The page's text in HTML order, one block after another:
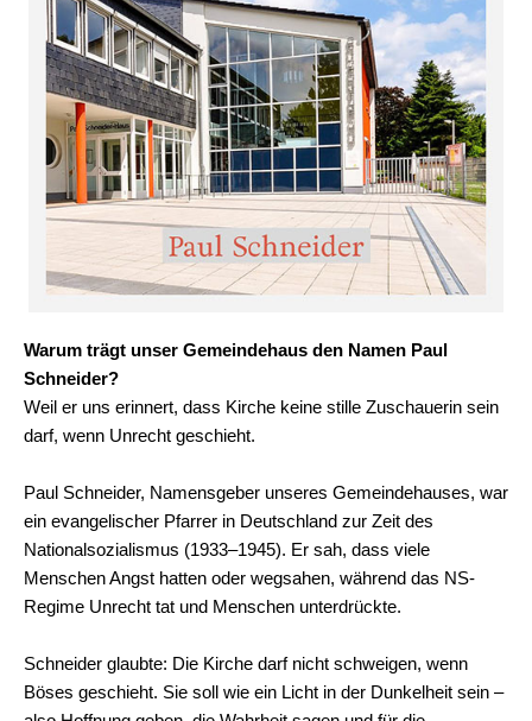
Warum trägt unser Gemeindehaus den Namen Paul
Schneider?
Weil er uns erinnert, dass Kirche keine stille Zuschauerin sein
darf, wenn Unrecht geschieht.
Paul Schneider, Namensgeber unseres Gemeindehauses, war
ein evangelischer Pfarrer in Deutschland zur Zeit des
Nationalsozialismus (1933–1945). Er sah, dass viele
Menschen Angst hatten oder wegsahen, während das NS-
Regime Unrecht tat und Menschen unterdrückte.
Schneider glaubte: Die Kirche darf nicht schweigen, wenn
Böses geschieht. Sie soll wie ein Licht in der Dunkelheit sein –